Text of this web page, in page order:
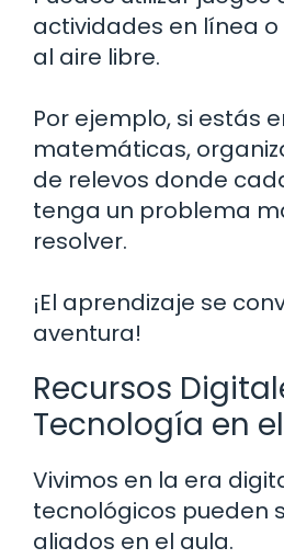
actividades en línea o
al aire libre.
Por ejemplo, si estás
matemáticas,
de relevos donde
tenga un problema
resolver.
¡El aprendizaje se
aventura!
Recursos
Tecnología en
Vivimos en la era
tecnológicos pueden
aliados en el aula.